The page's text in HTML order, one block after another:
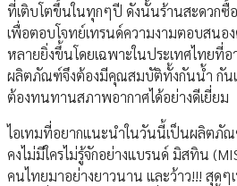
ที่เติบโตขึ้นในทุกๆปี ดังนั้นร้านสะดวกซื้
เพื่อตอบโจทย์เทรนด์ความงามตอบสนอ
หลายยิ่งขึ้นโดยเฉพาะในประเทศไทยที่
ผลิตภัณฑ์จึงต้องมีคุณสมบัติทั้งกันน้ำ กัน
ต้องทนทานสภาพอากาศได้อย่างดีเยี่ยม
ไอเทมที่อยากแนะนำในวันนี้เป็นผลิตภั
คงไม่มีใครไม่รู้จักอย่างแบรนด์ มิสทิน
คนไทยมาอย่างยาวนาน และว้าว!!! สุด